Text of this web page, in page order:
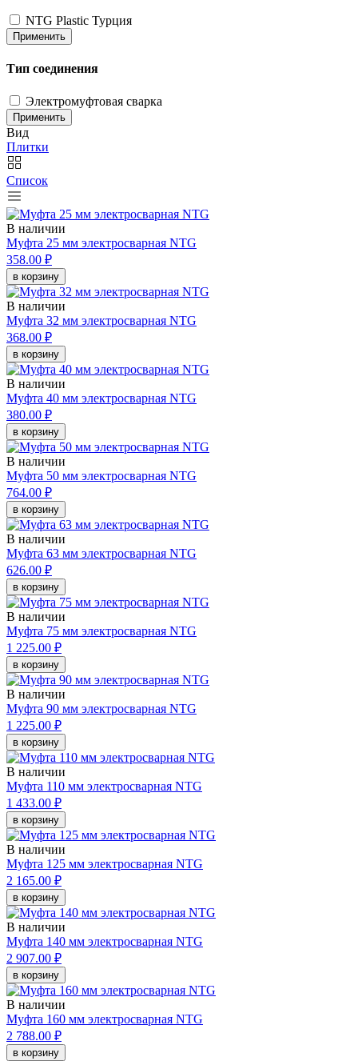
NTG Plastic Турция
Применить
Тип соединения
Электромуфтовая сварка
Применить
Вид
Плитки
Список
В наличии
Муфта 25 мм электросварная NTG
358.00 ₽
в корзину
В наличии
Муфта 32 мм электросварная NTG
368.00 ₽
в корзину
В наличии
Муфта 40 мм электросварная NTG
380.00 ₽
в корзину
В наличии
Муфта 50 мм электросварная NTG
764.00 ₽
в корзину
В наличии
Муфта 63 мм электросварная NTG
626.00 ₽
в корзину
В наличии
Муфта 75 мм электросварная NTG
1 225.00 ₽
в корзину
В наличии
Муфта 90 мм электросварная NTG
1 225.00 ₽
в корзину
В наличии
Муфта 110 мм электросварная NTG
1 433.00 ₽
в корзину
В наличии
Муфта 125 мм электросварная NTG
2 165.00 ₽
в корзину
В наличии
Муфта 140 мм электросварная NTG
2 907.00 ₽
в корзину
В наличии
Муфта 160 мм электросварная NTG
2 788.00 ₽
в корзину